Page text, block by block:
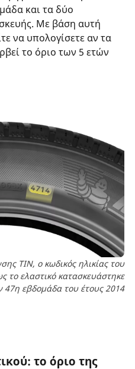
και τα δύο
Με βάση αυτή
να υπολογίσετε αν τα
το όριο των 5 ετών
TIN, ο κωδικός ηλικίας του
το ελαστικό κατασκευάστηκε
47η εβδομάδα του έτους 2014
το όριο της